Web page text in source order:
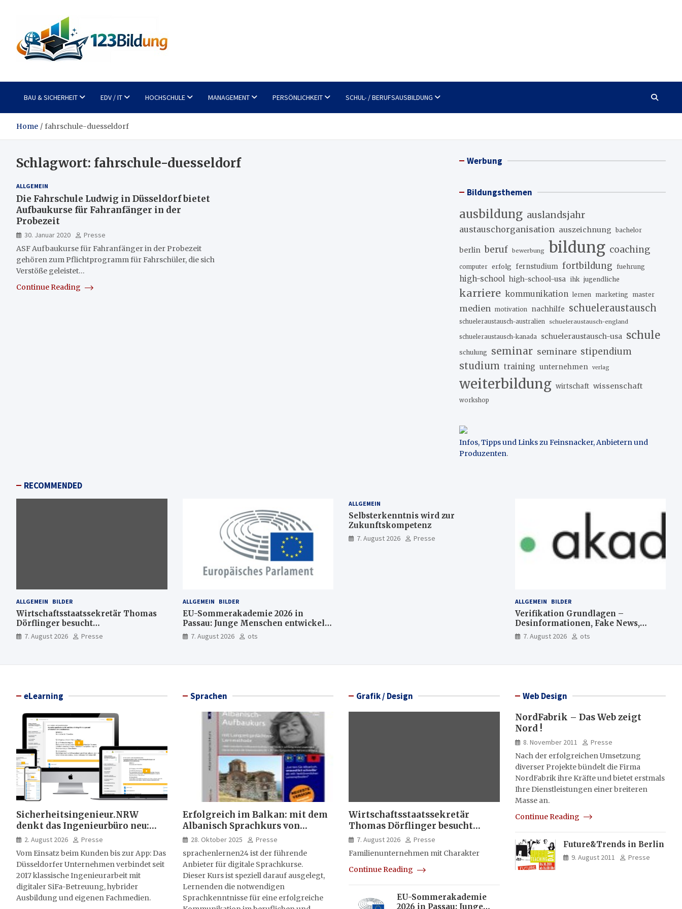
123Bildung
BAU & SICHERHEIT EDV / IT HOCHSCHULE MANAGEMENT PERSÖNLICHKEIT SCHUL- / BERUFSAUSBILDUNG
Home fahrschule-duesseldorf
Schlagwort: fahrschule-duesseldorf
ALLGEMEIN
Die Fahrschule Ludwig in Düsseldorf bietet
Aufbaukurse für Fahranfänger in der
Probezeit
30. Januar 2020
Presse
ASF Aufbaukurse für Fahranfänger in der Probezeit
gehören zum Pflichtprogramm für Fahrschüler, die sich
Verstöße geleistet…
Continue Reading
Werbung
Bildungsthemen
ausbildung auslandsjahr
austauschorganisation auszeichnung bachelor
berlin beruf bewerbung bildung coaching
computer erfolg fernstudium fortbildung fuehrung
high-school high-school-usa ihk jugendliche
karriere kommunikation lernen marketing master
medien motivation nachhilfe schueleraustausch
schueleraustausch-australien schueleraustausch-england
schueleraustausch-kanada schueleraustausch-usa schule
schulung seminar seminare stipendium
studium training unternehmen verlag
weiterbildung wirtschaft wissenschaft
workshop
Infos, Tipps und Links zu Feinsnacker, Anbietern und
Produzenten.
RECOMMENDED
ALLGEMEIN BILDER
Wirtschaftsstaatssekretär Thomas
Dörflinger besucht
Handwerksbetrieb im
Kammerbezirk Freiburg
7. August 2026 Presse
ALLGEMEIN BILDER
EU-Sommerakademie 2026 in
Passau: Junge Menschen entwickeln
Ideen für Europas Zukunft
7. August 2026 ots
ALLGEMEIN
Selbsterkenntnis wird zur
Zukunftskompetenz
7. August 2026 Presse
ALLGEMEIN BILDER
Verifikation Grundlagen –
Desinformationen, Fake News,
manipulierte Inhalte | dpa-
Akademie
7. August 2026 ots
eLearning
Sicherheitsingenieur.NRW
denkt das Ingenieurbüro neu:
HSE-Beratung wird digital,
hybrid und multimedial
2. August 2026
Presse
Vom Einsatz beim Kunden bis zur App: Das
Düsseldorfer Unternehmen verbindet seit
2017 klassische Ingenieurarbeit mit
digitaler SiFa-Betreuung, hybrider
Ausbildung und eigenen Fachmedien.
Sprachen
Erfolgreich im Balkan: mit dem
Albanisch Sprachkurs von
sprachenlernen24
28. Oktober 2025
Presse
sprachenlernen24 ist der führende
Anbieter für digitale Sprachkurse.
Dieser Kurs ist speziell darauf ausgelegt,
Lernenden die notwendigen
Sprachkenntnisse für eine erfolgreiche
Grafik / Design
Wirtschaftsstaatssekretär
Thomas Dörflinger besucht
Handwerksbetrieb im
Kammerbezirk Freiburg
7. August 2026
Presse
Familienunternehmen mit Charakter
Continue Reading
EU-Sommerakademie
2026 in Passau: Junge
Web Design
NordFabrik – Das Web zeigt
Nord !
8. November 2011
Presse
Nach der erfolgreichen Umsetzung
diverser Projekte bündelt die Firma
NordFabrik ihre Kräfte und bietet erstmals
Ihre Dienstleistungen einer breiteren
Masse an.
Continue Reading
Future&Trends in Berlin
9. August 2011 Presse